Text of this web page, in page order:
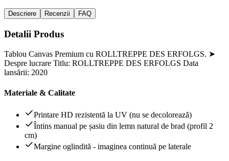
Descriere Recenzii FAQ
Detalii Produs
Tablou Canvas Premium cu ROLLTREPPE DES ERFOLGS. ➤
Despre lucrare Titlu: ROLLTREPPE DES ERFOLGS Data
lansării: 2020
Materiale & Calitate
Printare HD rezistentă la UV (nu se decolorează)
Întins manual pe șasiu din lemn natural de brad (profil 2
cm)
Margine oglindită - imaginea continuă pe laterale